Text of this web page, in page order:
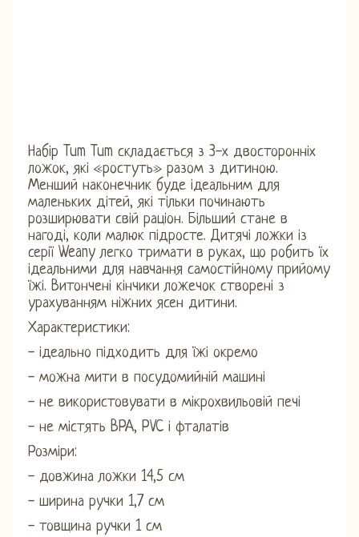
Набір Tum Tum складається з 3-х двосторонніх
ложок, які «ростуть» разом з дитиною.
Менший наконечник буде ідеальним для
маленьких дітей, які тільки починають
розширювати свій раціон. Більший стане в
нагоді, коли малюк підросте. Дитячі ложки із
серії Weany легко тримати в руках, що робить їх
ідеальними для навчання самостійному прийому
їжі. Витончені кінчики ложечок створені з
урахуванням ніжних ясен дитини.
Характеристики:
- ідеально підходить для їжі окремо
- можна мити в посудомийній машині
- не використовувати в мікрохвильовій печі
- не містять BPA, PVC і фталатів
Розміри:
- довжина ложки 14,5 см
- ширина ручки 1,7 см
- товщина ручки 1 см